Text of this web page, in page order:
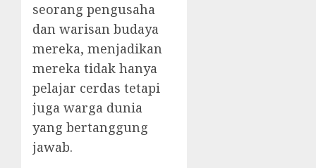
seorang pengusaha
dan warisan budaya
mereka, menjadikan
mereka tidak hanya
pelajar cerdas tetapi
juga warga dunia
yang bertanggung
jawab.